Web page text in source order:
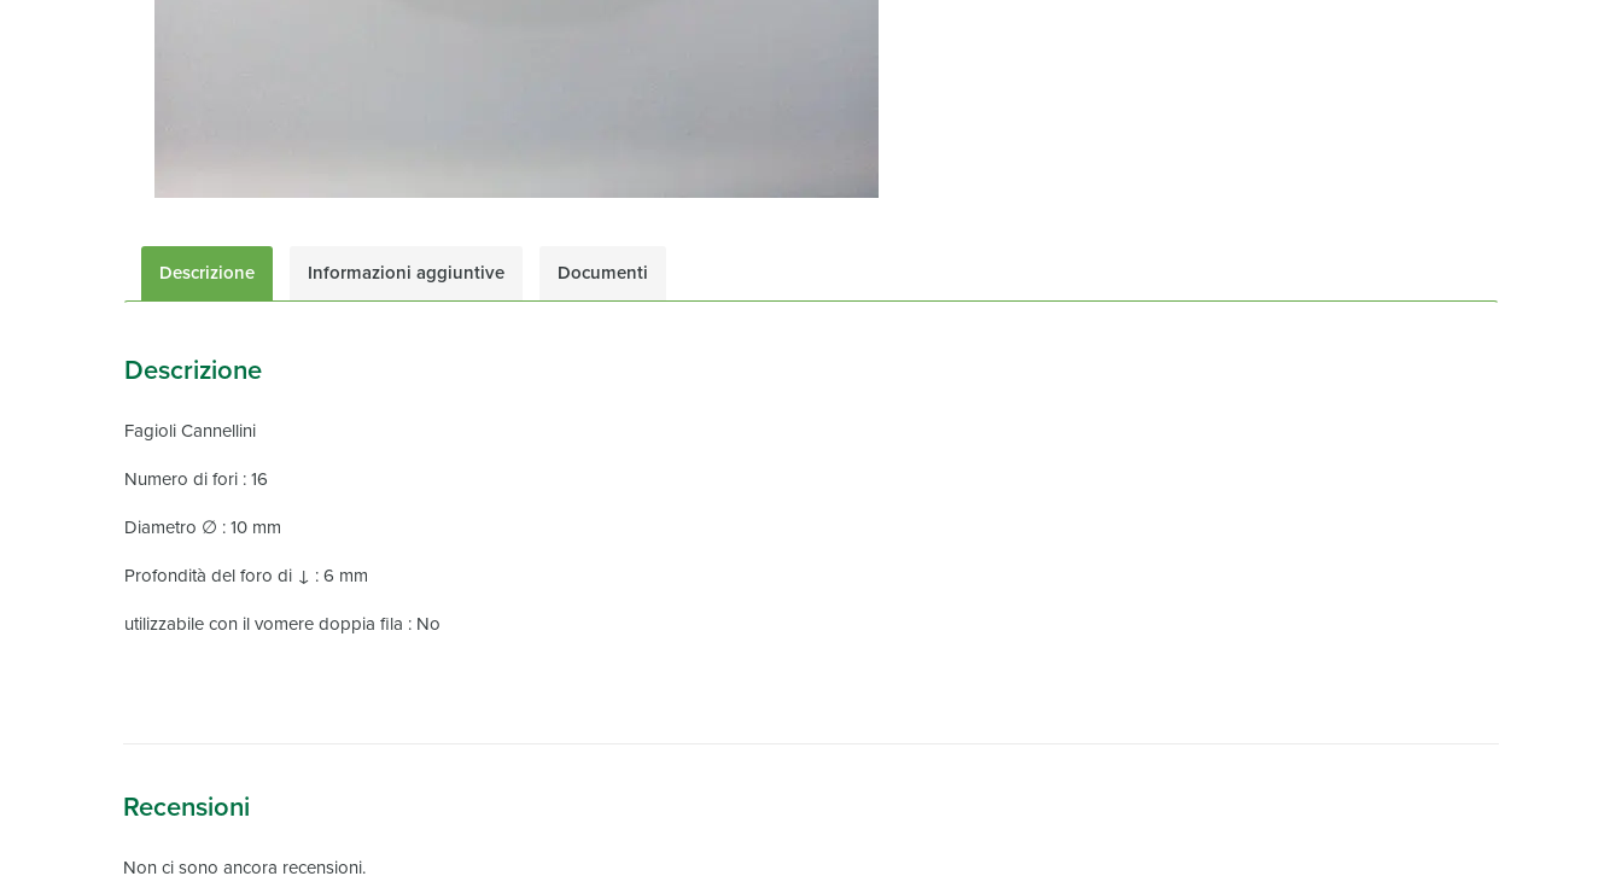
Descrizione Informazioni aggiuntive Documenti
Descrizione
Fagioli Cannellini
Numero di fori : 16
Diametro ∅ : 10 mm
Profondità del foro di ↓ : 6 mm
utilizzabile con il vomere doppia fila : No
Recensioni
Non ci sono ancora recensioni.